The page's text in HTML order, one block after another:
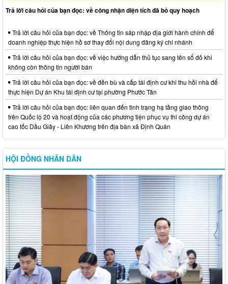
Trả lời câu hỏi của bạn đọc: về công nhận diện tích đã bỏ quy hoạch
Trả lời câu hỏi của bạn đọc: về Thông tin sáp nhập địa giới hành chính để
doanh nghiệp thực hiện hồ sơ thay đổi nội dung đăng ký chi nhánh
Trả lời câu hỏi của bạn đọc: về việc hướng dẫn thủ tục sang tên sổ đỏ khi
không còn thông tin người bán
Trả lời câu hỏi của bạn đọc: về đền bù và cấp tái định cư khi thu hồi nhà để
thực hiện Dự án Khu tái định cư tại phường Phước Tân
Trả lời câu hỏi của bạn đọc: liên quan đến tình trạng hạ tầng giao thông
trên Quốc lộ 20 và hoạt động của các phương tiện phục vụ thi công dự án
cao tốc Dầu Giây - Liên Khương trên địa bàn xã Định Quán
HỘI ĐỒNG NHÂN DÂN